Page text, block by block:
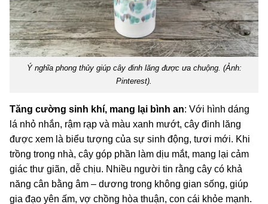
Ý nghĩa phong thủy giúp cây đinh lăng được ưa chuộng. (Ảnh:
Pinterest).
Tăng cường sinh khí, mang lại bình an: Với hình dáng
lá nhỏ nhắn, rậm rạp và màu xanh mướt, cây đinh lăng
được xem là biểu tượng của sự sinh động, tươi mới. Khi
trồng trong nhà, cây góp phần làm dịu mắt, mang lại cảm
giác thư giãn, dễ chịu. Nhiều người tin rằng cây có khả
năng cân bằng âm – dương trong không gian sống, giúp
gia đạo yên ấm, vợ chồng hòa thuận, con cái khỏe mạnh.